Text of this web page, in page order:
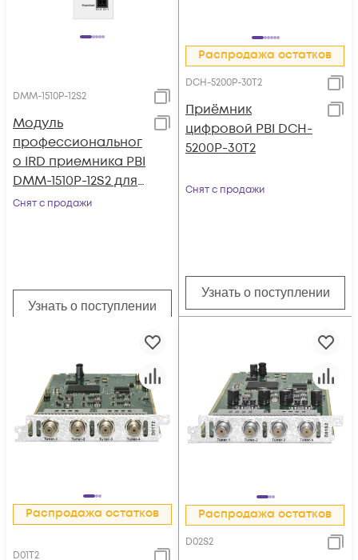
DMM-1510P-12S2
Модуль
профессиональног
о IRD приемника PBI
DMM-1510P-12S2 для
цифровой ГС PBI
Снят с продажи
Узнать о поступлении
Распродажа остатков
DCH-5200P-30T2
Приёмник
цифровой PBI DCH-
5200P-30T2
Снят с продажи
Узнать о поступлении
Распродажа остатков
D01T2
Распродажа остатков
D02S2